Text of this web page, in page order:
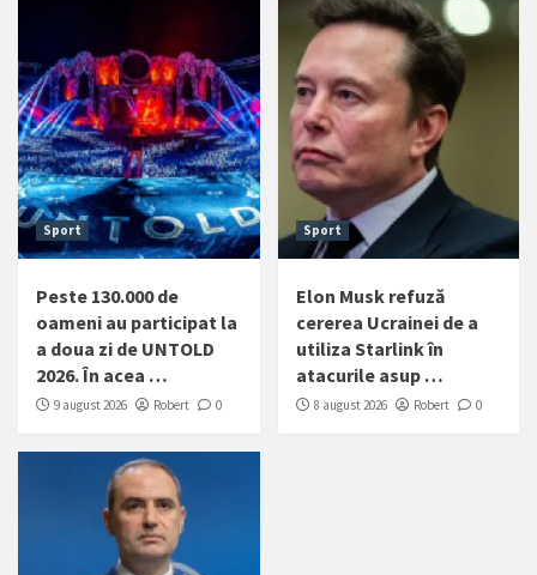
Sport
Peste 130.000 de
oameni au participat la
a doua zi de UNTOLD
2026. În acea …
9 august 2026 Robert 0
Sport
Elon Musk refuză
cererea Ucrainei de a
utiliza Starlink în
atacurile asup …
8 august 2026 Robert 0